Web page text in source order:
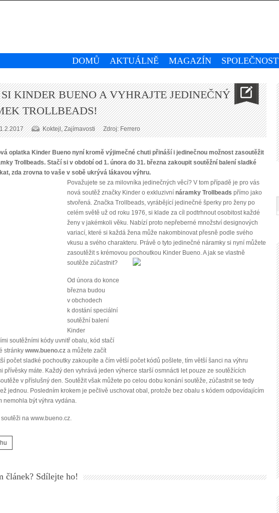
DOMŮ AKTUÁLNĚ MAGAZÍN SPOLEČNOST
KINDER BUENO A VYHRAJTE JEDINEČNÝ
TROLLBEADS!
Zdroj: Ferrero
1.2.2017 Koktejl,Zajímavosti
oplatka Kinder Bueno nyní kromě výjimečné chuti přináší i jedinečnou možnost zasoutěžit
Trollbeads. Stačí si v období od 1. února do 31. března zakoupit soutěžní balení sladké
zda zrovna to vaše v sobě ukrývá lákavou výhru.
Považujete se za milovníka jedinečných věcí? V tom případě je pro vás
nová soutěž značky Kinder o exkluzivní náramky Trollbeads přímo jako
stvořená. Značka Trollbeads, vyrábějící jedinečné šperky pro ženy po
celém světě už od roku 1976, si klade za cíl podtrhnout osobitost každé
ženy v jakémkoli věku. Nabízí proto nepřeberné množství designových
variací, které si každá žena může nakombinovat přesně podle svého
vkusu a svého charakteru. Právě o tyto jedinečné náramky si nyní můžete
zasoutěžit s krémovou pochoutkou Kinder Bueno. A jak se vlastně
soutěže zúčastnit?
Od února do konce
března budou
v obchodech
k dostání speciální
soutěžní balení
Kinder
soutěžními kódy uvnitř obalu, kód stačí
stránky www.bueno.cz a můžete začít
počet sladké pochoutky zakoupíte a čím větší počet kódů pošlete, tím větší šanci na výhru
přívěsky máte. Každý den vyhrává jeden výherce starší osmnácti let pouze ze soutěžících
v příslušný den. Soutěžit však můžete po celou dobu konání soutěže, zúčastnit se tedy
jednou. Posledním krokem je pečlivě uschovat obal, protože bez obalu s kódem odpovídajícím
nemohla být výhra vydána.
na www.bueno.cz.
článek? Sdílejte ho!